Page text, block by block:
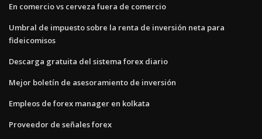
En comercio vs cerveza fuera de comercio
Umbral de impuesto sobre la renta de inversión neta para
fideicomisos
Descarga gratuita del sistema forex diario
Mejor boletín de asesoramiento de inversión
Empleos de forex manager en kolkata
Proveedor de señales forex